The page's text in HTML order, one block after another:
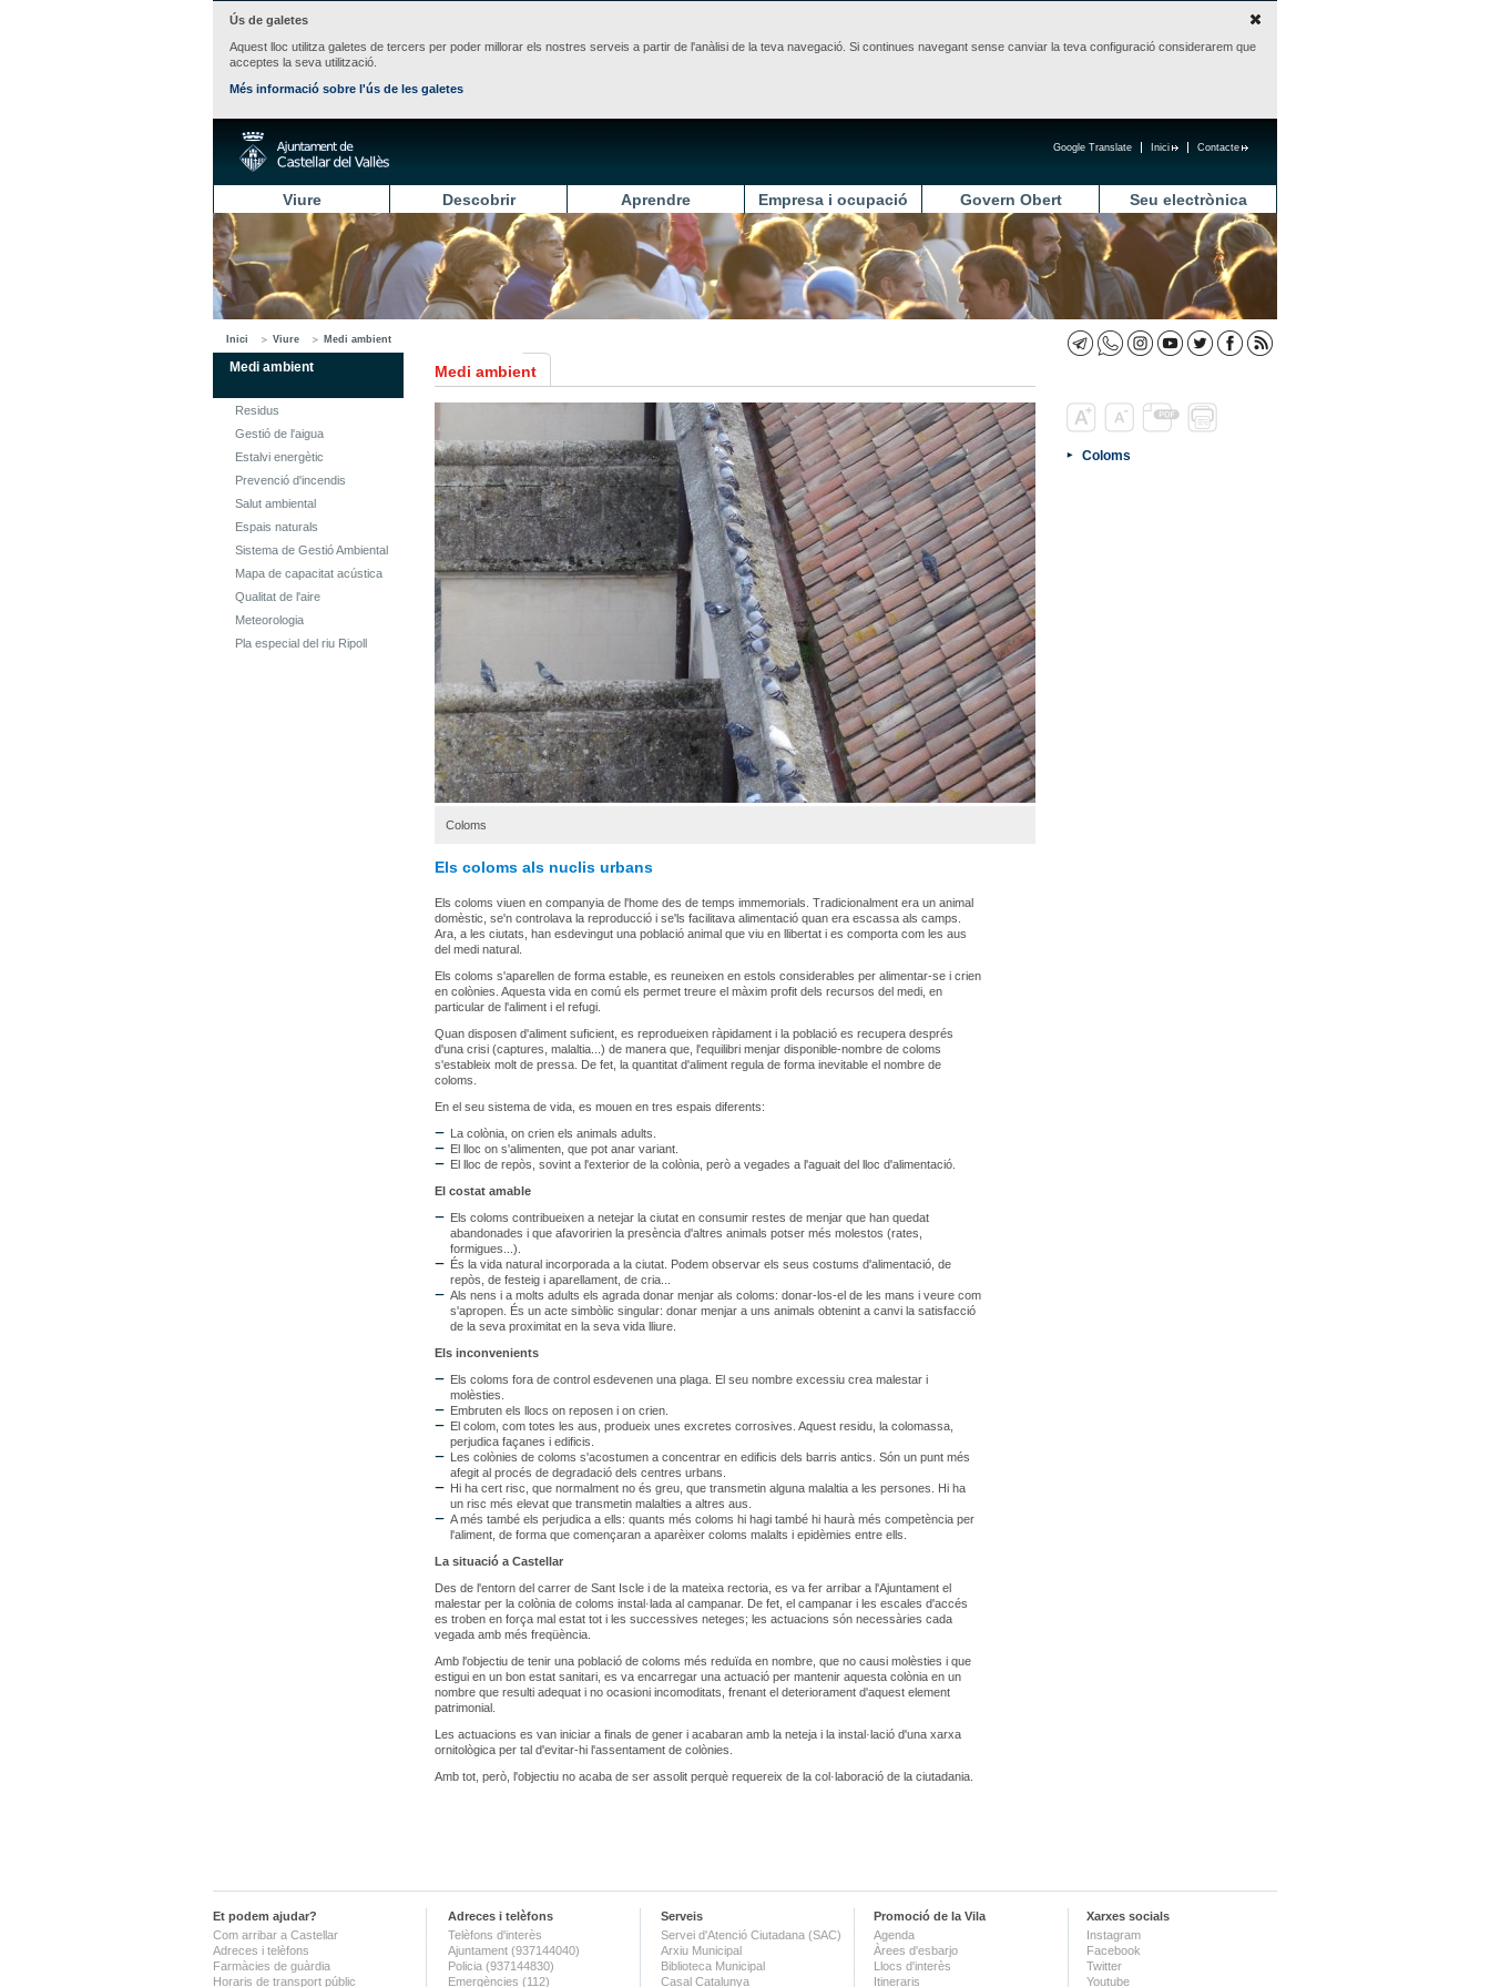
Ús de galetes
Aquest lloc utilitza galetes de tercers per poder millorar els nostres serveis a partir de l'anàlisi de la teva navegació. Si continues navegant sense canviar la teva configuració considerarem que
acceptes la seva utilització.
Més informació sobre l'ús de les galetes
Contacte
Inici
Google Translate
Viure Descobrir Aprendre Empresa i ocupació Govern Obert Seu electrònica
Inici Viure Medi ambient
Medi ambient
Residus
Gestió de l'aigua
Estalvi energètic
Prevenció d'incendis
Salut ambiental
Espais naturals
Sistema de Gestió Ambiental
Mapa de capacitat acústica
Qualitat de l'aire
Meteorologia
Pla especial del riu Ripoll
Medi ambient
Coloms
Els coloms als nuclis urbans
Els coloms viuen en companyia de l'home des de temps immemorials. Tradicionalment era un animal
domèstic, se'n controlava la reproducció i se'ls facilitava alimentació quan era escassa als camps.
Ara, a les ciutats, han esdevingut una població animal que viu en llibertat i es comporta com les aus
del medi natural.
Els coloms s'aparellen de forma estable, es reuneixen en estols considerables per alimentar-se i crien
en colònies. Aquesta vida en comú els permet treure el màxim profit dels recursos del medi, en
particular de l'aliment i el refugi.
Quan disposen d'aliment suficient, es reprodueixen ràpidament i la població es recupera després
d'una crisi (captures, malaltia...) de manera que, l'equilibri menjar disponible-nombre de coloms
s'estableix molt de pressa. De fet, la quantitat d'aliment regula de forma inevitable el nombre de
coloms.
En el seu sistema de vida, es mouen en tres espais diferents:
La colònia, on crien els animals adults.
El lloc on s'alimenten, que pot anar variant.
El lloc de repòs, sovint a l'exterior de la colònia, però a vegades a l'aguait del lloc d'alimentació.
El costat amable
Els coloms contribueixen a netejar la ciutat en consumir restes de menjar que han quedat
abandonades i que afavoririen la presència d'altres animals potser més molestos (rates,
formigues...).
És la vida natural incorporada a la ciutat. Podem observar els seus costums d'alimentació, de
repòs, de festeig i aparellament, de cria...
Als nens i a molts adults els agrada donar menjar als coloms: donar-los-el de les mans i veure com
s'apropen. És un acte simbòlic singular: donar menjar a uns animals obtenint a canvi la satisfacció
de la seva proximitat en la seva vida lliure.
Els inconvenients
Els coloms fora de control esdevenen una plaga. El seu nombre excessiu crea malestar i
molèsties.
Embruten els llocs on reposen i on crien.
El colom, com totes les aus, produeix unes excretes corrosives. Aquest residu, la colomassa,
perjudica façanes i edificis.
Les colònies de coloms s'acostumen a concentrar en edificis dels barris antics. Són un punt més
afegit al procés de degradació dels centres urbans.
Hi ha cert risc, que normalment no és greu, que transmetin alguna malaltia a les persones. Hi ha
un risc més elevat que transmetin malalties a altres aus.
A més també els perjudica a ells: quants més coloms hi hagi també hi haurà més competència per
l'aliment, de forma que començaran a aparèixer coloms malalts i epidèmies entre ells.
La situació a Castellar
Des de l'entorn del carrer de Sant Iscle i de la mateixa rectoria, es va fer arribar a l'Ajuntament el
malestar per la colònia de coloms instal·lada al campanar. De fet, el campanar i les escales d'accés
es troben en força mal estat tot i les successives neteges; les actuacions són necessàries cada
vegada amb més freqüència.
Amb l'objectiu de tenir una població de coloms més reduïda en nombre, que no causi molèsties i que
estigui en un bon estat sanitari, es va encarregar una actuació per mantenir aquesta colònia en un
nombre que resulti adequat i no ocasioni incomoditats, frenant el deteriorament d'aquest element
patrimonial.
Les actuacions es van iniciar a finals de gener i acabaran amb la neteja i la instal·lació d'una xarxa
ornitològica per tal d'evitar-hi l'assentament de colònies.
Amb tot, però, l'objectiu no acaba de ser assolit perquè requereix de la col·laboració de la ciutadania.
Coloms
Et podem ajudar?
Com arribar a Castellar
Adreces i telèfons
Farmàcies de guàrdia
Horaris de transport públic
Adreces i telèfons
Telèfons d'interès
Ajuntament (937144040)
Policia (937144830)
Emergències (112)
Serveis
Servei d'Atenció Ciutadana (SAC)
Arxiu Municipal
Biblioteca Municipal
Casal Catalunya
Promoció de la Vila
Agenda
Àrees d'esbarjo
Llocs d'interès
Itineraris
Xarxes socials
Instagram
Facebook
Twitter
Youtube